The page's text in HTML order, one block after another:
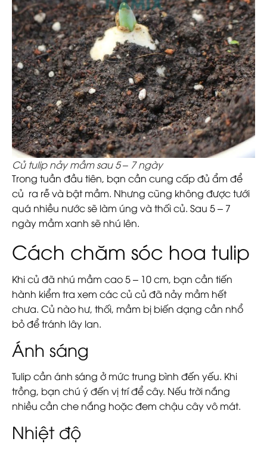
Củ tulip nảy mầm sau 5 – 7 ngày
Trong tuần đầu tiên, bạn cần cung cấp đủ ẩm để
củ ra rễ và bật mầm. Nhưng cũng không được tưới
quá nhiều nước sẽ làm úng và thối củ. Sau 5 – 7
ngày mầm xanh sẽ nhú lên.
Cách chăm sóc hoa tulip
Khi củ đã nhú mầm cao 5 – 10 cm, bạn cần tiến
hành kiểm tra xem các củ củ đã nảy mầm hết
chưa. Củ nào hư, thối, mầm bị biến dạng cần nhổ
bỏ để tránh lây lan.
Ánh sáng
Tulip cần ánh sáng ở mức trung bình đến yếu. Khi
trồng, bạn chú ý đến vị trí để cây. Nếu trời nắng
nhiều cần che nắng hoặc đem chậu cây vô mát.
Nhiệt độ